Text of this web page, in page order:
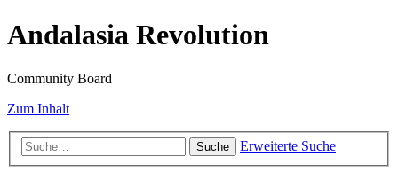
Andalasia Revolution
Community Board
Zum Inhalt
Suche Erweiterte Suche